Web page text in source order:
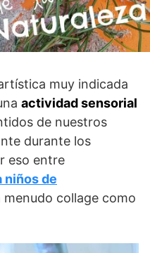
muy indicada
actividad sensorial
de nuestros
durante los
eso entre
niños de
collage como